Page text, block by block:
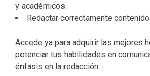
y académicos.
Redactar correctamente
Accede ya para adquirir las mejores
potenciar tus habilidades en
énfasis en la redacción.